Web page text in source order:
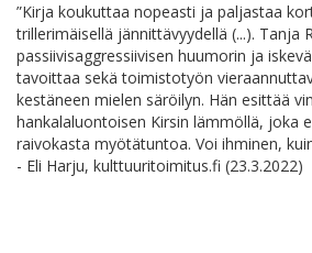
”Kirja koukuttaa nopeasti ja paljastaa
trillerimäisellä jännittävyydellä (...). Tanja
passiivisaggressiivisen huumorin ja
tavoittaa sekä toimistotyön
kestäneen mielen säröilyn. Hän esittää
hankalaluontoisen Kirsin lämmöllä, joka
raivokasta myötätuntoa. Voi ihminen,
- Eli Harju, kulttuuritoimitus.fi (23.3.2022)